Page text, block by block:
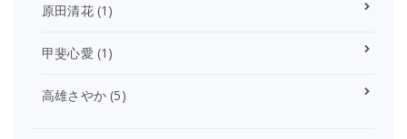
原田清花(1)
甲斐心愛 (1)
高雄さやか (5)